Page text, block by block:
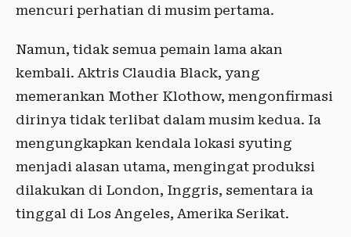
mencuri perhatian di musim pertama.
Namun, tidak semua pemain lama akan
kembali. Aktris Claudia Black, yang
memerankan Mother Klothow, mengonfirmasi
dirinya tidak terlibat dalam musim kedua. Ia
mengungkapkan kendala lokasi syuting
menjadi alasan utama, mengingat produksi
dilakukan di London, Inggris, sementara ia
tinggal di Los Angeles, Amerika Serikat.